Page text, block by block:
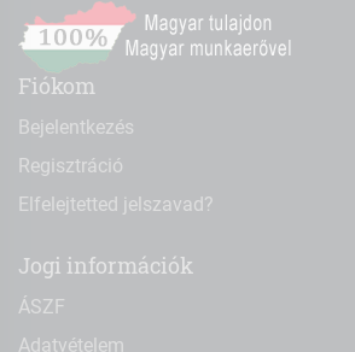
Fiókom
Bejelentkezés
Regisztráció
Elfelejtetted jelszavad?
Jogi információk
ÁSZF
Adatvételem